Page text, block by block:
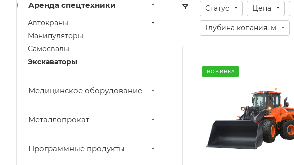
Статус Цена
Глубина копания, м
НОВИНКА
Аренда спецтехники
Автокраны
Манипуляторы
Самосвалы
Экскаваторы
Медицинское оборудование
Металлопрокат
Программные продукты